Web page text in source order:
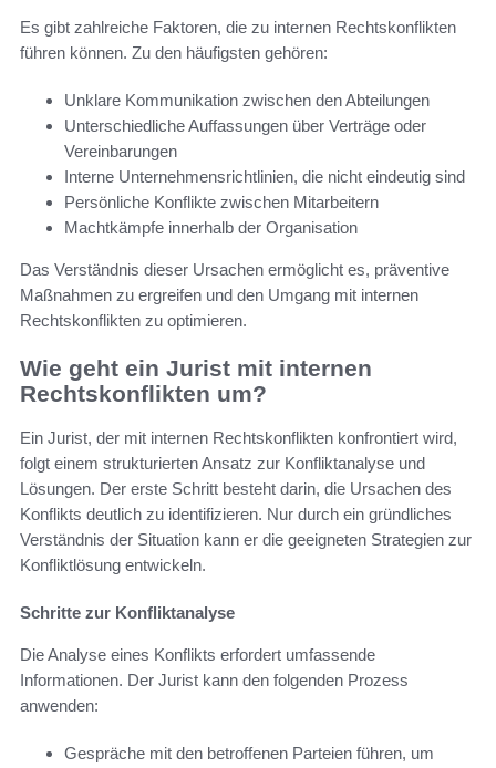
Es gibt zahlreiche Faktoren, die zu internen Rechtskonflikten
führen können. Zu den häufigsten gehören:
Unklare Kommunikation zwischen den Abteilungen
Unterschiedliche Auffassungen über Verträge oder
Vereinbarungen
Interne Unternehmensrichtlinien, die nicht eindeutig sind
Persönliche Konflikte zwischen Mitarbeitern
Machtkämpfe innerhalb der Organisation
Das Verständnis dieser Ursachen ermöglicht es, präventive
Maßnahmen zu ergreifen und den Umgang mit internen
Rechtskonflikten zu optimieren.
Wie geht ein Jurist mit internen
Rechtskonflikten um?
Ein Jurist, der mit internen Rechtskonflikten konfrontiert wird,
folgt einem strukturierten Ansatz zur Konfliktanalyse und
Lösungen. Der erste Schritt besteht darin, die Ursachen des
Konflikts deutlich zu identifizieren. Nur durch ein gründliches
Verständnis der Situation kann er die geeigneten Strategien zur
Konfliktlösung entwickeln.
Schritte zur Konfliktanalyse
Die Analyse eines Konflikts erfordert umfassende
Informationen. Der Jurist kann den folgenden Prozess
anwenden:
Gespräche mit den betroffenen Parteien führen, um